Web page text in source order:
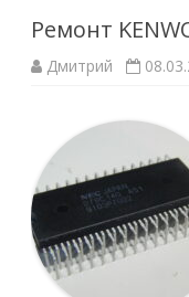
Ремонт
Дмитрий